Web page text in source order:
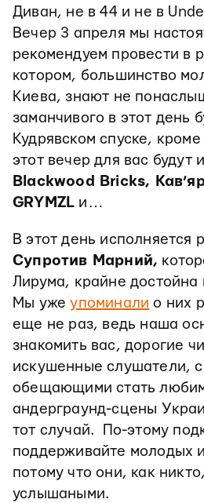
Диван, не в 44 и не в
Вечер 3 апреля мы
рекомендуем провести в
котором, большинство
Киева, знают не
заманчивого в этот день
Кудрявском спуске,
этот вечер для вас будут
Blackwood Bricks,
GRYMZL и…
В этот день исполняется
Супротив Марний,
Лирума, крайне достойна
Мы ужеупоминали о них
еще не раз, ведь наша
знакомить вас, дорогие
искушенные слушатели,
обещающими стать
андерграунд-сцены
тот случай. По-этому
поддерживайте молодых
потому что они, как
услышаными.